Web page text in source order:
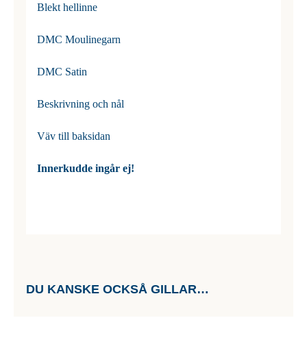
Blekt hellinne
DMC Moulinegarn
DMC Satin
Beskrivning och nål
Väv till baksidan
Innerkudde ingår ej!
DU KANSKE OCKSÅ GILLAR…